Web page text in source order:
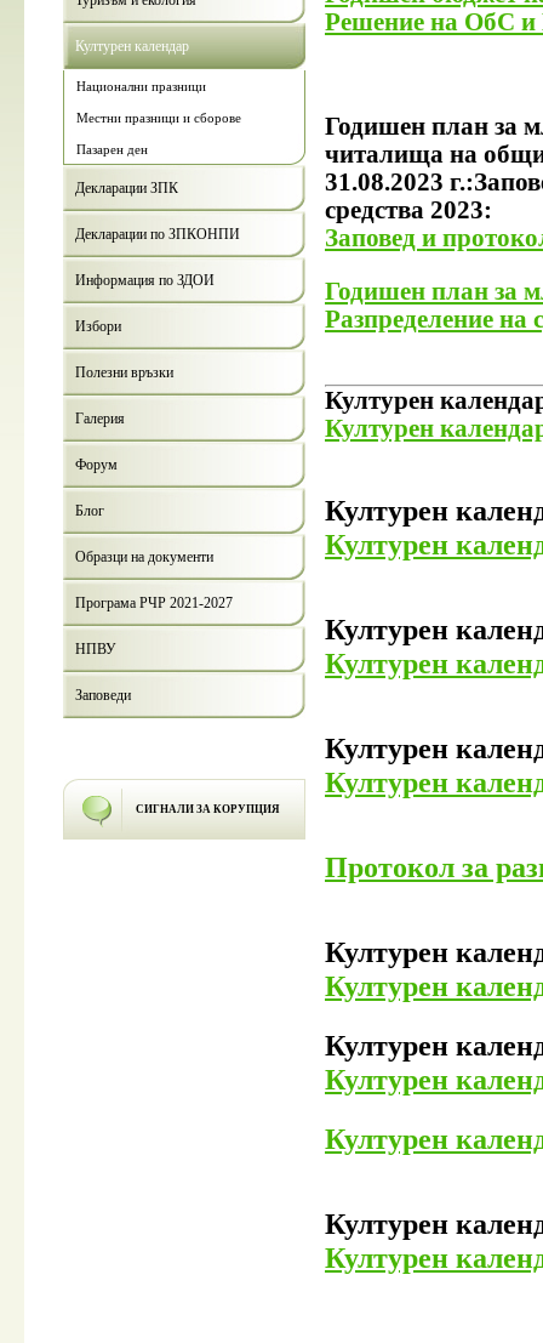
Културен календар
Национални празници
Местни празници и сборове
Пазарен ден
Декларации ЗПК
Декларации по ЗПКОНПИ
Информация по ЗДОИ
Избори
Полезни връзки
Галерия
Форум
Блог
Образци на документи
Програма РЧР 2021-2027
НПВУ
Заповеди
СИГНАЛИ ЗА КОРУПЦИЯ
Решение на ОбС и
Годишен план за
читалища на
31.08.2023
средства 2023:
Заповед и
Годишен план за
Разпределение на
Културен
Културен
Културен
Културен
Културен
Културен
Културен
Културен
Протокол за
Културен
Културен
Културен
Културен
Културен
Културен
Културен